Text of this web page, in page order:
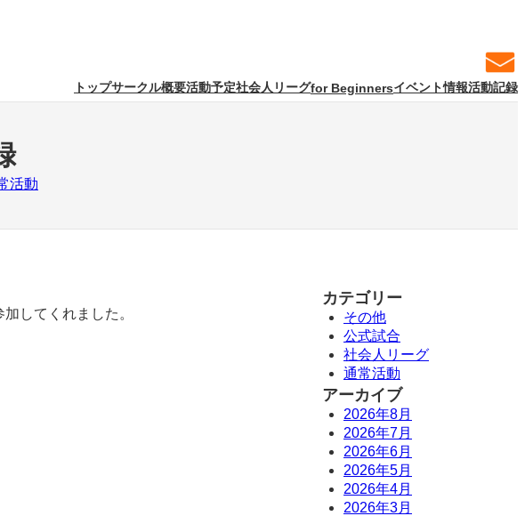
トップサークル概要活動予定社会人リーグfor Beginnersイベント情報活動記録
活動
してくれました。
カテゴリー
その他
公式試合
社会人リーグ
通常活動
アーカイブ
2026年8月
2026年7月
2026年6月
2026年5月
2026年4月
2026年3月